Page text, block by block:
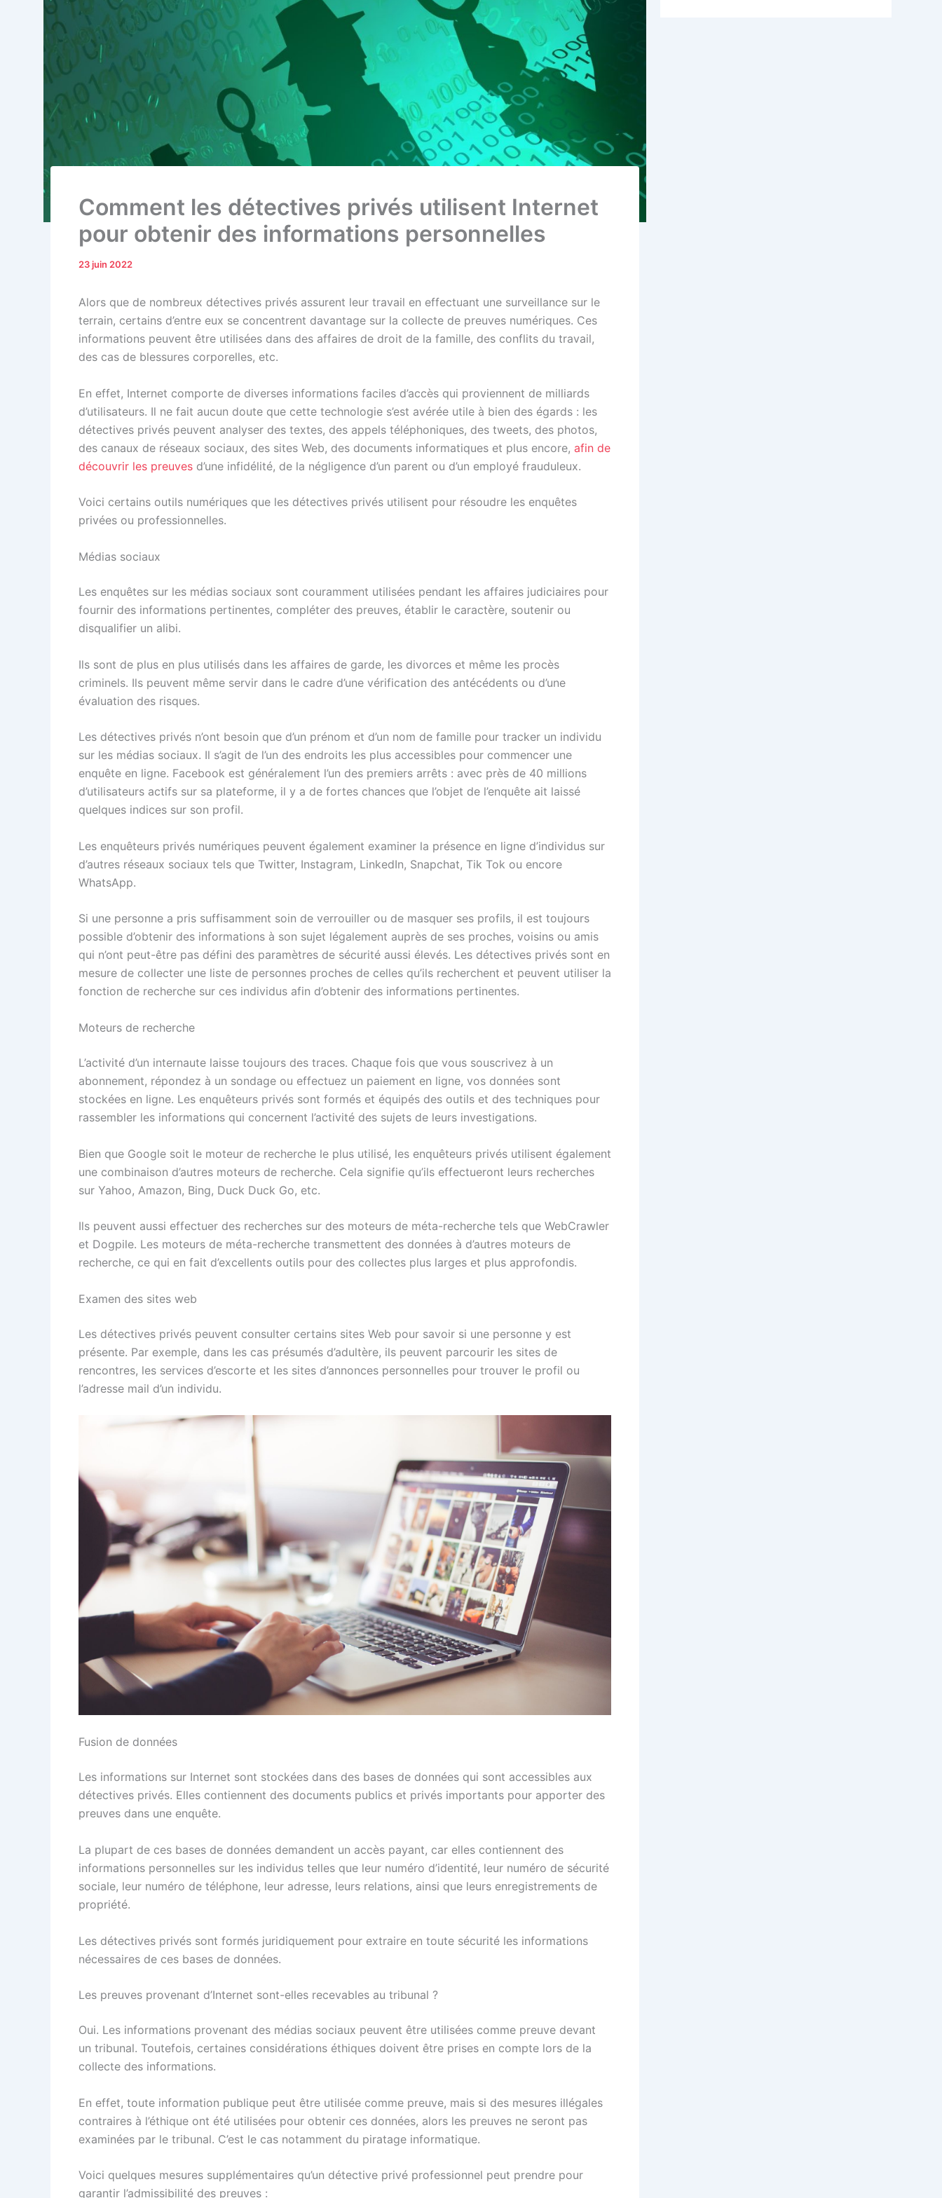
Comment les détectives privés utilisent Internet
pour obtenir des informations personnelles
23 juin 2022
Alors que de nombreux détectives privés assurent leur travail en effectuant une surveillance sur le
terrain, certains d’entre eux se concentrent davantage sur la collecte de preuves numériques. Ces
informations peuvent être utilisées dans des affaires de droit de la famille, des conflits du travail,
des cas de blessures corporelles, etc.
En effet, Internet comporte de diverses informations faciles d’accès qui proviennent de milliards
d’utilisateurs. Il ne fait aucun doute que cette technologie s’est avérée utile à bien des égards : les
détectives privés peuvent analyser des textes, des appels téléphoniques, des tweets, des photos,
des canaux de réseaux sociaux, des sites Web, des documents informatiques et plus encore, afin de
découvrir les preuves d’une infidélité, de la négligence d’un parent ou d’un employé frauduleux.
Voici certains outils numériques que les détectives privés utilisent pour résoudre les enquêtes
privées ou professionnelles.
Médias sociaux
Les enquêtes sur les médias sociaux sont couramment utilisées pendant les affaires judiciaires pour
fournir des informations pertinentes, compléter des preuves, établir le caractère, soutenir ou
disqualifier un alibi.
Ils sont de plus en plus utilisés dans les affaires de garde, les divorces et même les procès
criminels. Ils peuvent même servir dans le cadre d’une vérification des antécédents ou d’une
évaluation des risques.
Les détectives privés n’ont besoin que d’un prénom et d’un nom de famille pour tracker un individu
sur les médias sociaux. Il s’agit de l’un des endroits les plus accessibles pour commencer une
enquête en ligne. Facebook est généralement l’un des premiers arrêts : avec près de 40 millions
d’utilisateurs actifs sur sa plateforme, il y a de fortes chances que l’objet de l’enquête ait laissé
quelques indices sur son profil.
Les enquêteurs privés numériques peuvent également examiner la présence en ligne d’individus sur
d’autres réseaux sociaux tels que Twitter, Instagram, LinkedIn, Snapchat, Tik Tok ou encore
WhatsApp.
Si une personne a pris suffisamment soin de verrouiller ou de masquer ses profils, il est toujours
possible d’obtenir des informations à son sujet légalement auprès de ses proches, voisins ou amis
qui n’ont peut-être pas défini des paramètres de sécurité aussi élevés. Les détectives privés sont en
mesure de collecter une liste de personnes proches de celles qu’ils recherchent et peuvent utiliser la
fonction de recherche sur ces individus afin d’obtenir des informations pertinentes.
Moteurs de recherche
L’activité d’un internaute laisse toujours des traces. Chaque fois que vous souscrivez à un
abonnement, répondez à un sondage ou effectuez un paiement en ligne, vos données sont
stockées en ligne. Les enquêteurs privés sont formés et équipés des outils et des techniques pour
rassembler les informations qui concernent l’activité des sujets de leurs investigations.
Bien que Google soit le moteur de recherche le plus utilisé, les enquêteurs privés utilisent également
une combinaison d’autres moteurs de recherche. Cela signifie qu’ils effectueront leurs recherches
sur Yahoo, Amazon, Bing, Duck Duck Go, etc.
Ils peuvent aussi effectuer des recherches sur des moteurs de méta-recherche tels que WebCrawler
et Dogpile. Les moteurs de méta-recherche transmettent des données à d’autres moteurs de
recherche, ce qui en fait d’excellents outils pour des collectes plus larges et plus approfondis.
Examen des sites web
Les détectives privés peuvent consulter certains sites Web pour savoir si une personne y est
présente. Par exemple, dans les cas présumés d’adultère, ils peuvent parcourir les sites de
rencontres, les services d’escorte et les sites d’annonces personnelles pour trouver le profil ou
l’adresse mail d’un individu.
Fusion de données
Les informations sur Internet sont stockées dans des bases de données qui sont accessibles aux
détectives privés. Elles contiennent des documents publics et privés importants pour apporter des
preuves dans une enquête.
La plupart de ces bases de données demandent un accès payant, car elles contiennent des
informations personnelles sur les individus telles que leur numéro d’identité, leur numéro de sécurité
sociale, leur numéro de téléphone, leur adresse, leurs relations, ainsi que leurs enregistrements de
propriété.
Les détectives privés sont formés juridiquement pour extraire en toute sécurité les informations
nécessaires de ces bases de données.
Les preuves provenant d’Internet sont-elles recevables au tribunal ?
Oui. Les informations provenant des médias sociaux peuvent être utilisées comme preuve devant
un tribunal. Toutefois, certaines considérations éthiques doivent être prises en compte lors de la
collecte des informations.
En effet, toute information publique peut être utilisée comme preuve, mais si des mesures illégales
contraires à l’éthique ont été utilisées pour obtenir ces données, alors les preuves ne seront pas
examinées par le tribunal. C’est le cas notamment du piratage informatique.
Voici quelques mesures supplémentaires qu’un détective privé professionnel peut prendre pour
garantir l’admissibilité des preuves :